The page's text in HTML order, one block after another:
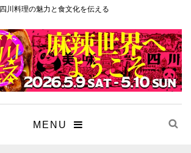
四川料理の魅力と食文化を伝える
MENU